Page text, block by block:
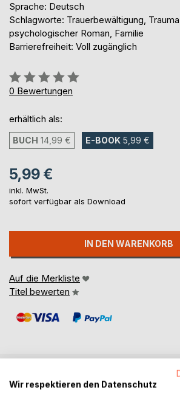
Sprache: Deutsch
Schlagworte: Trauerbewältigung,
psychologischer Roman, Familie
Barrierefreiheit: Voll zugänglich
Bewertung::
0%
0 Bewertungen
erhältlich als:
BUCH 14,99 € E-BOOK 5,99 €
5,99 €
inkl. MwSt.
sofort verfügbar als Download
IN DEN WARENKORB
Auf die Merkliste
Titel bewerten
BESCHREIBUNG
Wir respektieren den Datenschutz